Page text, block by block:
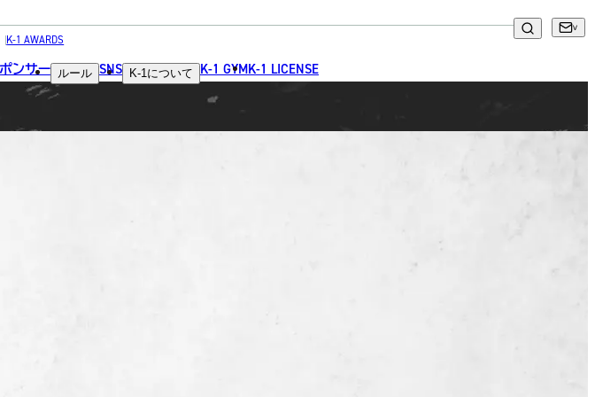
K-1 AWARDS
ンサー ルール SNS K-1 について K-1 GYMK-1 LICENSE